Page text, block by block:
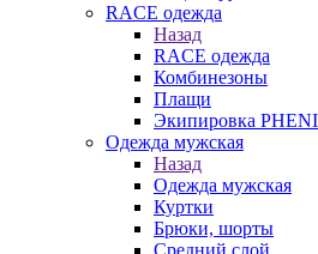
RACE одежда
Назад
RACE одежда
Комбинезоны
Плащи
Экипировка
Одежда мужская
Назад
Одежда мужская
Куртки
Брюки, шорты
Средний слой